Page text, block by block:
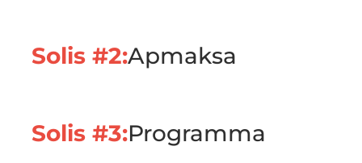
Solis #2:Apmaksa
Solis #3:Programma